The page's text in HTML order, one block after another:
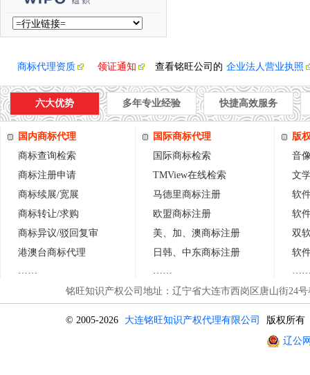
商标代理资质 领证通知 查看铭旺公司的 企业法人营业执照
六大优势 多年专业经验 快捷高效服务
国内商标代理
商标查询检索
商标注册申请
商标续展/宽展
商标转让/求购
商标异议/驳回复审
港澳台商标代理
国际商标代理
国际商标检索
TMView在线检索
马德里商标注册
欧盟商标注册
美、加、澳商标注册
日 韩 、中东商标注册
版
音
文
软
软
双
软
铭旺知识产权公司地址：辽宁省大连市西岗区唐山街24
© 2005-2026 大连铭旺知识产权代理有限公司
版权所有
辽公